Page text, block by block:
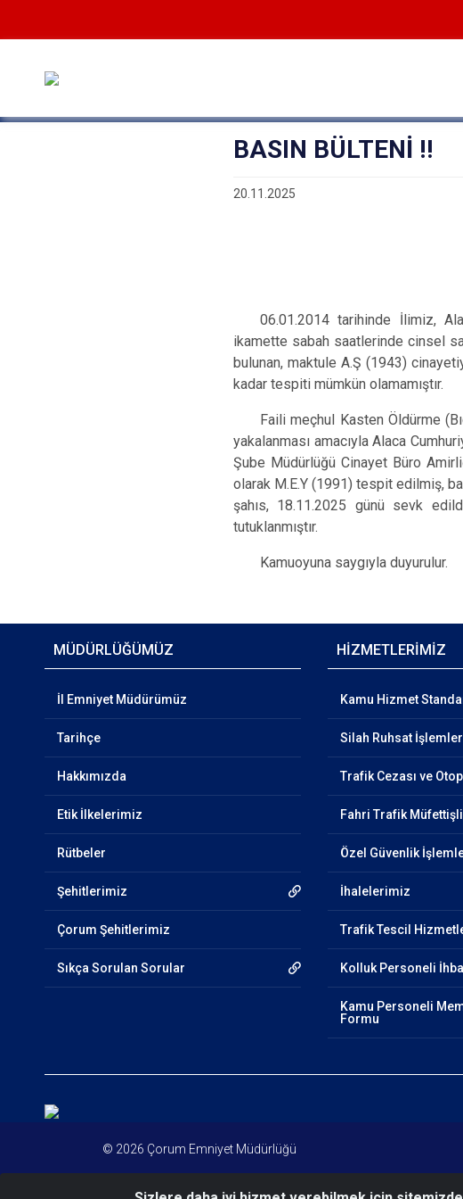
BASIN BÜLTENİ ‼️
20.11.2025
06.01.2014 tarihinde İlimiz,
ikamette sabah saatlerinde cinsel
bulunan, maktule A.Ş (1943)
kadar tespiti mümkün olamamıştır.
Faili meçhul Kasten Öldürme
yakalanması amacıyla Alaca
Şube Müdürlüğü Cinayet Büro
olarak M.E.Y (1991) tespit edilmiş,
şahıs, 18.11.2025 günü sevk
tutuklanmıştır.
Kamuoyuna saygıyla duyurulur.
MÜDÜRLÜĞÜMÜZ
İl Emniyet Müdürümüz
Tarihçe
Hakkımızda
Etik İlkelerimiz
Rütbeler
Şehitlerimiz
Çorum Şehitlerimiz
Sıkça Sorulan Sorular
HİZMETLERİMİZ
Kamu Hizmet
Silah Ruhsat
Trafik Cezası ve
​Fahri Trafik
Özel Güvenlik
İhalelerimiz
Trafik Tescil
Kolluk Personeli
Kamu Personeli
Formu
© 2026 Çorum Emniyet Müdürlüğü